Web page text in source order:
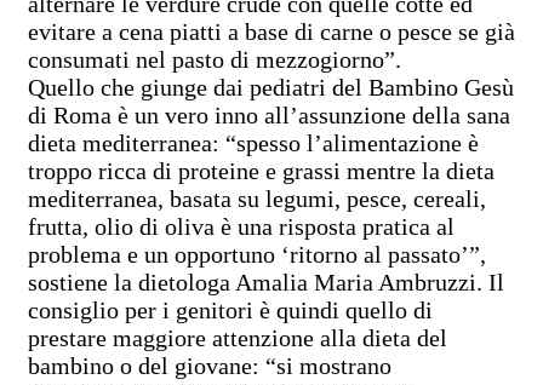
evitare a cena piatti a base di carne o pesce se già
consumati nel pasto di mezzogiorno”.
Quello che giunge dai pediatri del Bambino Gesù
di Roma è un vero inno all’assunzione della sana
dieta mediterranea: “spesso l’alimentazione è
troppo ricca di proteine e grassi mentre la dieta
mediterranea, basata su legumi, pesce, cereali,
frutta, olio di oliva è una risposta pratica al
problema e un opportuno ‘ritorno al passato’”,
sostiene la dietologa Amalia Maria Ambruzzi. Il
consiglio per i genitori è quindi quello di
prestare maggiore attenzione alla dieta del
bambino o del giovane: “si mostrano